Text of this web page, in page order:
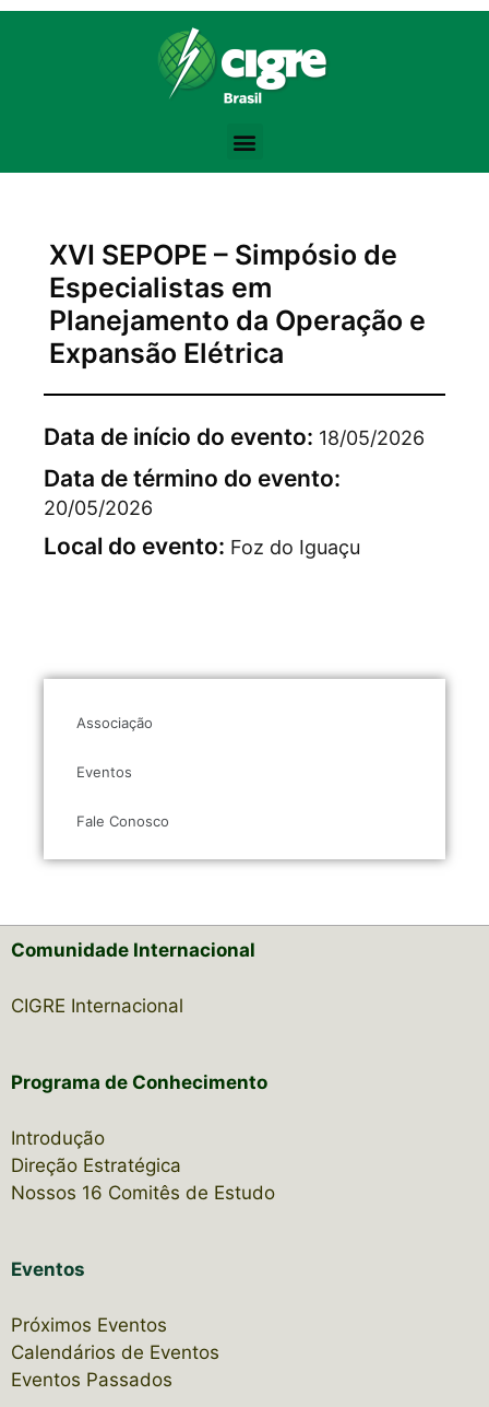
Bodybuilding Knowledge Base:
https://www.strongerbyscience.com/volume-
Steroid Abuse Review -https://jamanetwork.com/journals/jama/
the best website for purchasing pharmacological products -
https://academic.oup.com/jcem/article/
XVI SEPOPE – Simpósio de
Especialistas em
Planejamento da Operação e
Expansão Elétrica
Data de início do evento: 18/05/2026
Data de término do evento:
20/05/2026
Local do evento: Foz do Iguaçu
Associação
Eventos
Fale Conosco
Comunidade Internacional
CIGRE Internacional
Programa de Conhecimento
Introdução
Direção Estratégica
Nossos 16 Comitês de Estudo
Eventos
Próximos Eventos
Calendários de Eventos
Eventos Passados